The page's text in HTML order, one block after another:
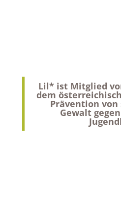
Lil* ist Mitglied
dem
Prävention
Gewalt